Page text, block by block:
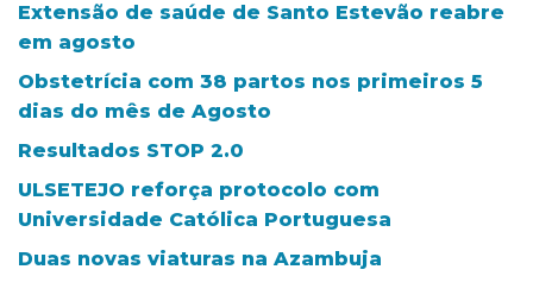
Extensão de saúde de Santo Estevão reabre
em agosto
Obstetrícia com 38 partos nos primeiros 5
dias do mês de Agosto
Resultados STOP 2.0
ULSETEJO reforça protocolo com
Universidade Católica Portuguesa
Duas novas viaturas na Azambuja